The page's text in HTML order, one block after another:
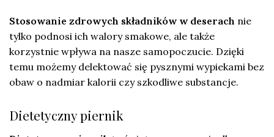
Stosowanie zdrowych składników w deserach nie
tylko podnosi ich walory smakowe, ale także
korzystnie wpływa na nasze samopoczucie. Dzięki
temu możemy delektować się pysznymi wypiekami bez
obaw o nadmiar kalorii czy szkodliwe substancje.
Dietetyczny piernik